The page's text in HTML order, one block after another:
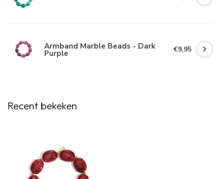
Armband Marble Beads - Dark
Purple €9,95
Recent bekeken